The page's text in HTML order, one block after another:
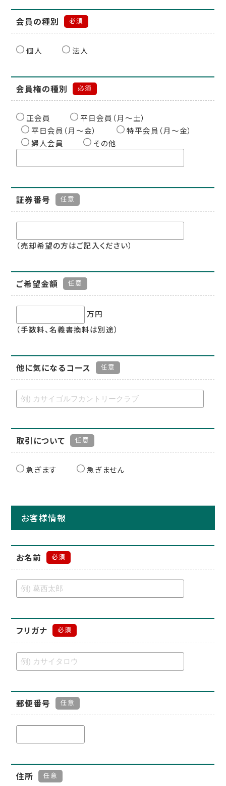
会員の種別 必須
個人 法人
会員権の種別 必須
正会員
平日会員（月〜土）
平日会員（月〜金）
特平会員（月〜金）
婦人会員
その他
証券番号 任意
（売却希望の方はご記入ください）
ご希望金額 任意
万円
（手数料、名義書換料は別途）
他に気になるコース 任意
取引について 任意
急ぎます 急ぎません
お客様情報
お名前 必須
フリガナ 必須
郵便番号 任意
住所 任意